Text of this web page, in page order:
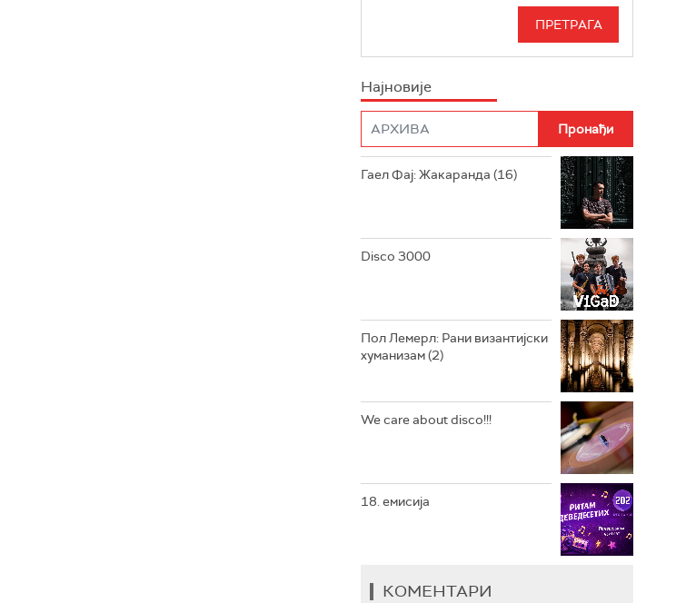
РАДИО БЕОГРАД 3
РАДИО РОКЕНРОЛЕР
РАДИО ЏУБОКС
РАДИО ВРТЕШКА
РАДИО ЏЕЗЕР
ИНФО
Најновије
Гаел Фај: Жакаранда (16)
Disco 3000
Пол Лемерл: Рани византијски
хуманизам (2)
We care about disco!!!
18. емисија
КОМЕНТАРИ